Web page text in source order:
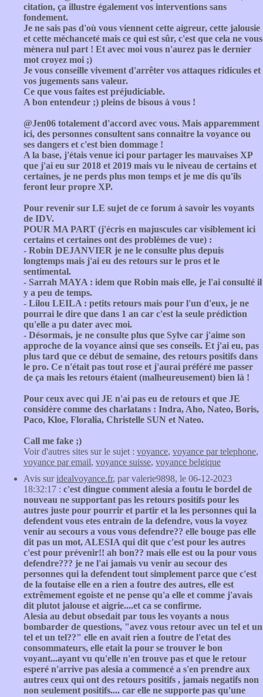
citation, ça illustre également vos interventions sans
fondement.
Je ne sais pas d'où vous viennent cette aigreur, cette jalousie
et cette méchanceté mais ce qui est sûr, c'est que cela ne vous
mènera nul part ! Et avec moi vous n'aurez pas le dernier
mot croyez moi ;)
Je vous conseille vivement d'arrêter vos attaques ridicules et
vos jugements sans valeur.
Ce que vous faites est préjudiciable.
A bon entendeur ;) pleins de bisous à vous !
@Jen06 totalement d'accord avec vous. Mais apparemment
ici, des personnes consultent sans connaitre la voyance ou
ses dangers et c'est bien dommage !
A la base, j'étais venue ici pour partager les mauvaises XP
que j'ai eu sur 2018 et 2019 mais vu le niveau de certains et
certaines, je ne perds plus mon temps et je me dis qu'ils
feront leur propre XP.
Pour revenir sur LE sujet de ce forum à savoir les voyants
de IDV.
POUR MA PART (j'écris en majuscules car visiblement ici
certains et certaines ont des problèmes de vue) :
- Robin DEJANVIER je ne le consulte plus depuis
longtemps mais j'ai eu des retours sur le pros et le
sentimental.
- Sarrah MAYA : idem que Robin mais elle, je l'ai consulté il
y a peu de temps.
- Lilou LEILA : petits retours mais pour l'un d'eux, je ne
pourrai le dire que dans 1 an car c'est la seule prédiction
qu'elle a pu dater avec moi.
- Désormais, je ne consulte plus que Sylve car j'aime son
approche de la voyance ainsi que ses conseils. Et j'ai eu, pas
plus tard que ce début de semaine, des retours positifs dans
le pro. Ce n'était pas tout rose et j'aurai préféré me passer
de ça mais les retours étaient (malheureusement) bien là !
Pour ceux avec qui JE n'ai pas eu de retours et que JE
considère comme des charlatans : Indra, Aho, Nateo, Boris,
Paco, Kloe, Floralia, Christelle SUN et Nateo.
Call me fake ;)
Voir d'autres sites sur le sujet : voyance, voyance par telephone,
voyance par email, voyance suisse, voyance belgique
Avis suridealvoyance.fr, par valerie9898, le 06-12-2023
18:32:17 : c'est dingue comment alesia a foutu le bordel de
nouveau ne supportant pas les retours positifs pour les
autres juste pour pourrir et partir et la les personnes qui la
defendent vous etes entrain de la defendre, vous la voyez
venir au secours a vous vous defendre?? elle bouge pas elle
dit pas un mot, ALESIA qui dit que c'est pour les autres
c'est pour prévenir!! ah bon?? mais elle est ou la pour vous
defendre??? je ne l'ai jamais vu venir au secour des
personnes qui la defendent tout simplement parce que c'est
de la foutaise elle en a rien a foutre des autres, elle est
extrêmement egoiste et ne pense qu'a elle et comme j'avais
dit plutot jalouse et aigrie....et ca se confirme.
Alesia au debut obsedait par tous les voyants a nous
bombarder de questions, "avez vous retour avec un tel et un
tel et un tel??" elle en avait rien a foutre de l'etat des
consommateurs, elle etait la pour se trouver le bon
voyant...ayant vu qu'elle n'en trouve pas et que le retour
esperé n'arrive pas alesia a commencé a s'en prendre aux
autres ceux qui ont des retours positifs , jamais negatifs non
non seulement positifs.... car elle ne supporte pas qu'une